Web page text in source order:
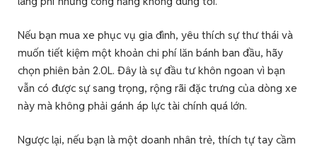
Nếu bạn mua xe phục vụ gia đình, yêu thích sự thư thái và
muốn tiết kiệm một khoản chi phí lăn bánh ban đầu, hãy
chọn phiên bản 2.0L. Đây là sự đầu tư khôn ngoan vì bạn
vẫn có được sự sang trọng, rộng rãi đặc trưng của dòng xe
này mà không phải gánh áp lực tài chính quá lớn.
Ngược lại, nếu bạn là một doanh nhân trẻ, thích tự tay cầm